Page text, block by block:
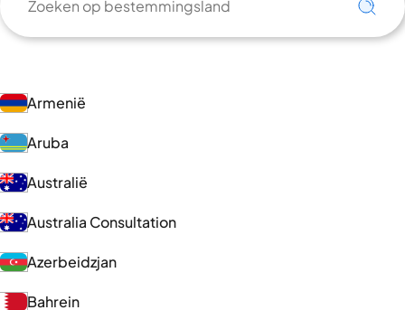
Armenië
Aruba
Australië
Australia Consultation
Azerbeidzjan
Bahrein